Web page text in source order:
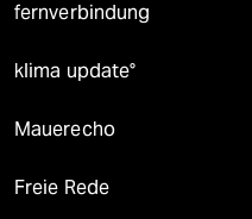
fernverbindung
klima update°
Mauerecho
Freie Rede